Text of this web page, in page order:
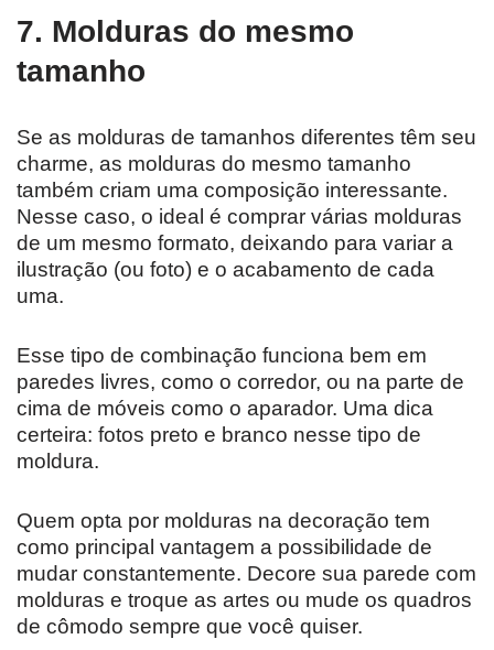
7. Molduras do mesmo
tamanho
Se as molduras de tamanhos diferentes têm seu
charme, as molduras do mesmo tamanho
também criam uma composição interessante.
Nesse caso, o ideal é comprar várias molduras
de um mesmo formato, deixando para variar a
ilustração (ou foto) e o acabamento de cada
uma.
Esse tipo de combinação funciona bem em
paredes livres, como o corredor, ou na parte de
cima de móveis como o aparador. Uma dica
certeira: fotos preto e branco nesse tipo de
moldura.
Quem opta por molduras na decoração tem
como principal vantagem a possibilidade de
mudar constantemente. Decore sua parede com
molduras e troque as artes ou mude os quadros
de cômodo sempre que você quiser.